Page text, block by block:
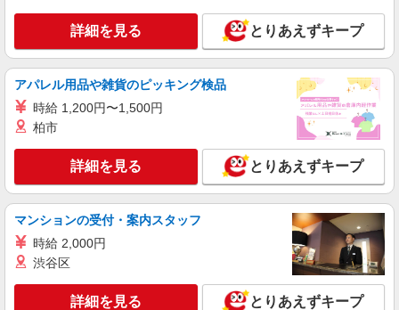
詳細を見る とりあえずキープ
アパレル用品や雑貨のピッキング検品
時給 1,200円〜1,500円
柏市
詳細を見る とりあえずキープ
マンションの受付・案内スタッフ
時給 2,000円
渋谷区
詳細を見る とりあえずキープ